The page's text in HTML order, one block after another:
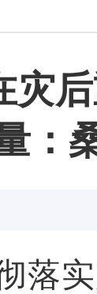
灾
：
落